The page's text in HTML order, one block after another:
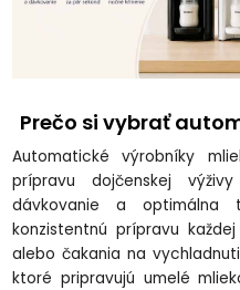
Prečo si vybrať
Automatické výrobníky
prípravu dojčenskej
dávkovanie a optimálna
konzistentnú prípravu
alebo čakania na
ktoré pripravujú umelé